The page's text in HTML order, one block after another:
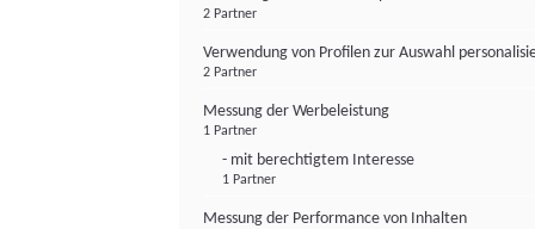
2 Partner
Verwendung von Profilen zur Auswahl
2 Partner
Messung der Werbeleistung
1 Partner
- mit berechtigtem Interesse
1 Partner
Messung der Performance von Inhalten